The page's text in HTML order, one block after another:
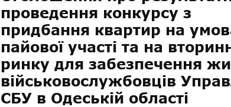
проведення конкурсу з
придбання квартир на
пайової участі та на
ринку для забезпечення
військовослужбовців
СБУ в Одеській області